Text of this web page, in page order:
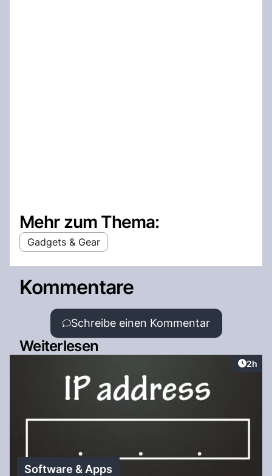
Mehr zum Thema:
Gadgets & Gear
Kommentare
Schreibe einen Kommentar
Weiterlesen
2h
Software & Apps